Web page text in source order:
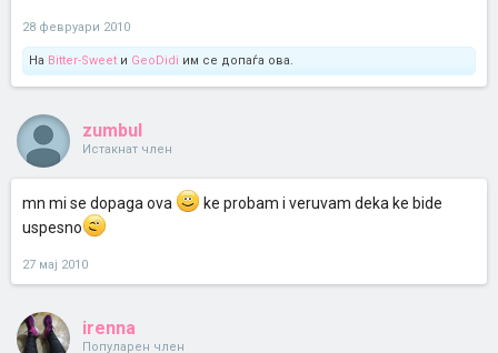
28 февруари 2010
На Bitter-Sweet и GeoDidi им се допаѓа ова.
zumbul
Истакнат член
mn mi se dopaga ova
ke probam i veruvam deka ke bide
uspesno
27 мај 2010
irenna
Популарен член